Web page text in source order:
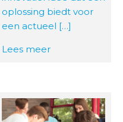
oplossing biedt voor
een actueel […]
Lees meer